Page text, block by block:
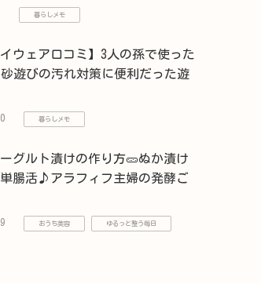
暮らしメモ
イウェア口コミ】3人の孫で使った
遊びの汚れ対策に便利だった遊
暮らしメモ
グルト漬けの作り方🥒ぬか漬け
腸活♪アラフィフ主婦の発酵ご
おうち美容 ゆるっと整う毎日